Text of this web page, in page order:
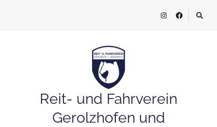
Reit- und Fahrverein
Gerolzhofen und